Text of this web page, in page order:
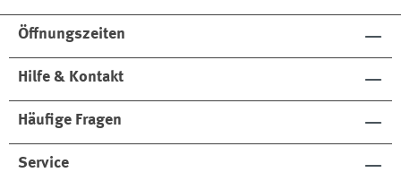
Öffnungszeiten
Hilfe & Kontakt
Häufige Fragen
Service